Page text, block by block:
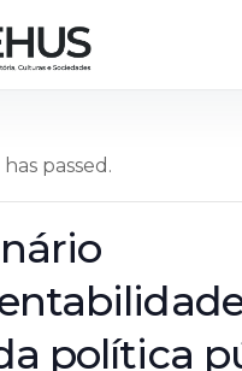
passed.
política